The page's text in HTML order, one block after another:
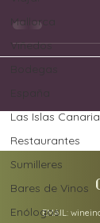
Mallorca
Viñedos
Las Islas
Restaurantes
Sumilleres
Bares de Vinos
Enólogos
EMAIL: